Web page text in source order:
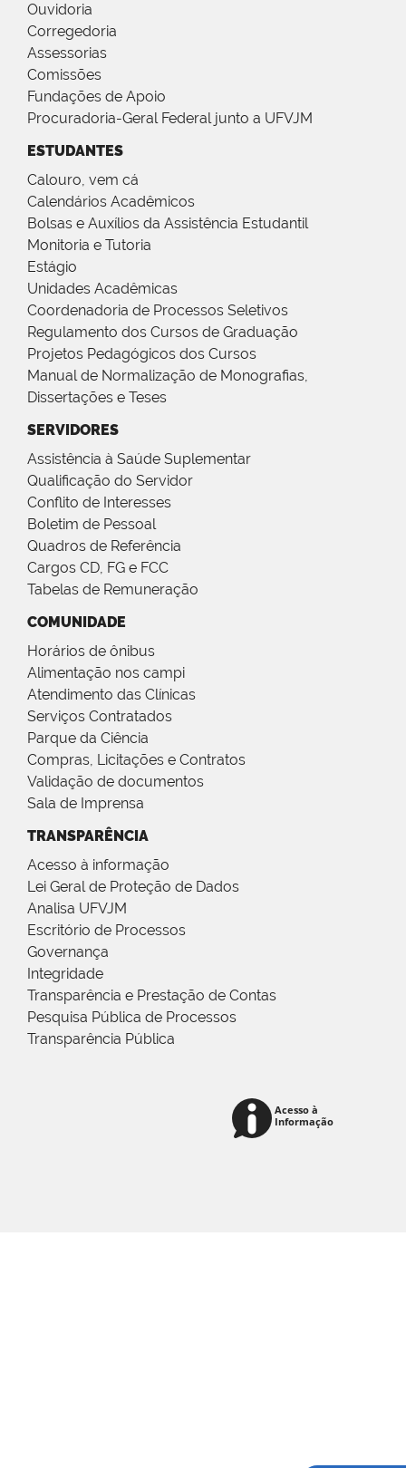
Ouvidoria
Corregedoria
Assessorias
Comissões
Fundações de Apoio
Procuradoria-Geral Federal junto a UFVJM
ESTUDANTES
Calouro, vem cá
Calendários Acadêmicos
Bolsas e Auxílios da Assistência Estudantil
Monitoria e Tutoria
Estágio
Unidades Acadêmicas
Coordenadoria de Processos Seletivos
Regulamento dos Cursos de Graduação
Projetos Pedagógicos dos Cursos
Manual de Normalização de Monografias,
Dissertações e Teses
SERVIDORES
Assistência à Saúde Suplementar
Qualificação do Servidor
Conflito de Interesses
Boletim de Pessoal
Quadros de Referência
Cargos CD, FG e FCC
Tabelas de Remuneração
COMUNIDADE
Horários de ônibus
Alimentação nos campi
Atendimento das Clínicas
Serviços Contratados
Parque da Ciência
Compras, Licitações e Contratos
Validação de documentos
Sala de Imprensa
TRANSPARÊNCIA
Acesso à informação
Lei Geral de Proteção de Dados
Analisa UFVJM
Escritório de Processos
Governança
Integridade
Transparência e Prestação de Contas
Pesquisa Pública de Processos
Transparência Pública